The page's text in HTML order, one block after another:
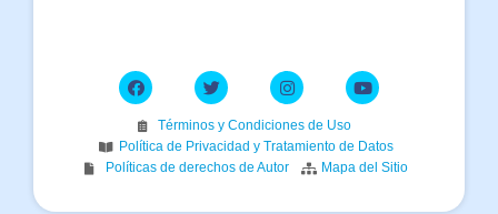
Términos y Condiciones de Uso
Política de Privacidad y Tratamiento de Datos
Políticas de derechos de Autor
Mapa del Sitio